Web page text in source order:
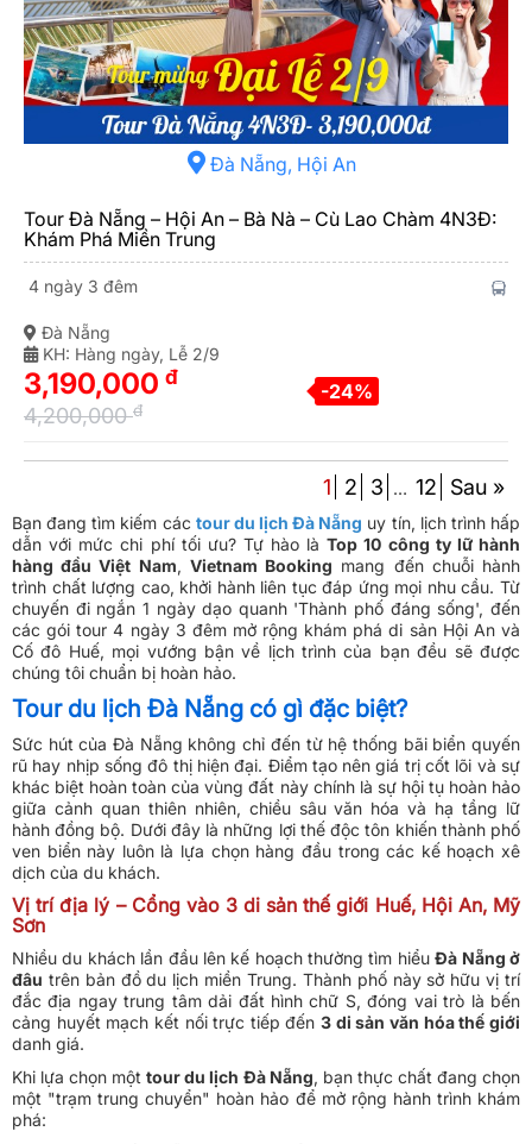
Đà Nẵng, Hội An
Tour Đà Nẵng – Hội An – Bà Nà – Cù Lao Chàm 4N3Đ:
Khám Phá Miền Trung
4 ngày 3 đêm
Đà Nẵng
KH: Hàng ngày, Lễ 2/9
3,190,000 đ
4,200,000đ
-24%
1 2 3 … 12 Sau »
Bạn đang tìm kiếm các tour du lịch Đà Nẵng uy tín, lịch trình hấp
dẫn với mức chi phí tối ưu? Tự hào làTop 10 công ty lữ hành
hàng đầu Việt Nam, Vietnam Booking mang đến chuỗi hành
trình chất lượng cao, khởi hành liên tục đáp ứng mọi nhu cầu. Từ
chuyến đi ngắn 1 ngày dạo quanh 'Thành phố đáng sống', đến
các gói tour 4 ngày 3 đêm mở rộng khám phá di sản Hội An và
Cố đô Huế, mọi vướng bận về lịch trình của bạn đều sẽ được
chúng tôi chuẩn bị hoàn hảo.
Tour du lịch Đà Nẵng có gì đặc biệt?
Sức hút của Đà Nẵng không chỉ đến từ hệ thống bãi biển quyến
rũ hay nhịp sống đô thị hiện đại. Điểm tạo nên giá trị cốt lõi và sự
khác biệt hoàn toàn của vùng đất này chính là sự hội tụ hoàn hảo
giữa cảnh quan thiên nhiên, chiều sâu văn hóa và hạ tầng lữ
hành đồng bộ. Dưới đây là những lợi thế độc tôn khiến thành phố
ven biển này luôn là lựa chọn hàng đầu trong các kế hoạch xê
dịch của du khách.
Vị trí địa lý – Cổng vào 3 di sản thế giới Huế, Hội An, Mỹ
Sơn
Nhiều du khách lần đầu lên kế hoạch thường tìm hiểuĐà Nẵng ở
đâu trên bản đồ du lịch miền Trung. Thành phố này sở hữu vị trí
đắc địa ngay trung tâm dải đất hình chữ S, đóng vai trò là bến
cảng huyết mạch kết nối trực tiếp đến3 di sản văn hóa thế giới
danh giá.
Khi lựa chọn mộttour du lịch Đà Nẵng, bạn thực chất đang chọn
một "trạm trung chuyển" hoàn hảo để mở rộng hành trình khám
phá: